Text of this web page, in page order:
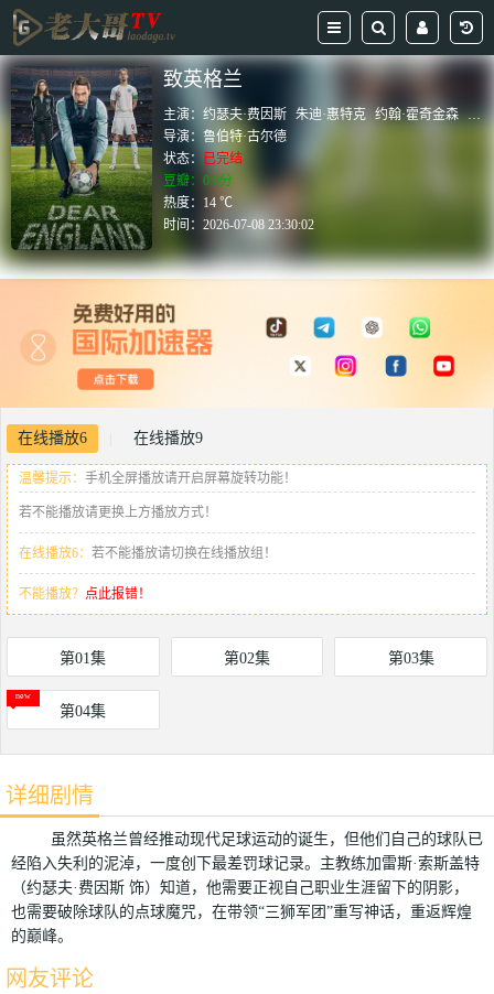
致英格兰
主演：约瑟夫·费因斯 朱迪·惠特克 约翰·霍奇金森 杰
导演：鲁伯特·古尔德
状态： 已完结
豆瓣：0.0分
热度：14 ℃
时间：2026-07-08 23:30:02
在线播放6 在线播放9
温馨提示： 手机全屏播放请开启屏幕旋转功能！
若不能播放请更换上方播放方式！
在线播放6： 若不能播放请切换在线播放组！
不能播放？ 点此报错！
第01集 第02集 第03集
第04集
详细剧情
虽然英格兰曾经推动现代足球运动的诞生，但他们自己的球队已
经陷入失利的泥淖，一度创下最差罚球记录。主教练加雷斯·索斯盖特
（约瑟夫·费因斯 饰）知道，他需要正视自己职业生涯留下的阴影，
也需要破除球队的点球魔咒，在带领“三狮军团”重写神话，重返辉煌
的巅峰。
网友评论